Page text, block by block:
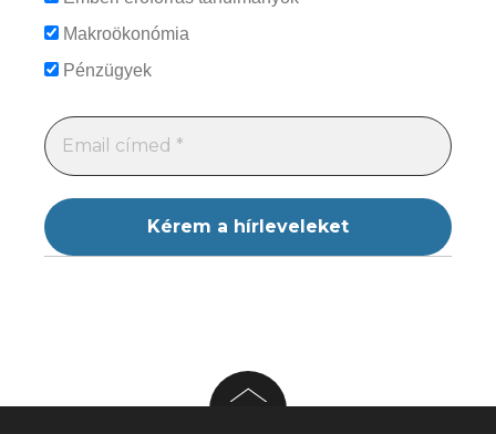
Makroökonómia
Pénzügyek